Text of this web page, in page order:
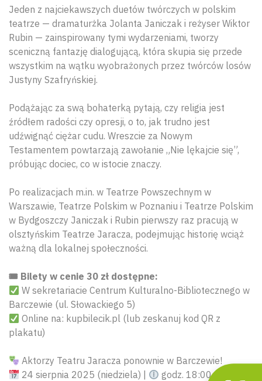
Jeden z najciekawszych duetów twórczych w polskim
teatrze — dramaturżka Jolanta Janiczak i reżyser Wiktor
Rubin — zainspirowany tymi wydarzeniami, tworzy
sceniczną fantazję dialogującą, która skupia się przede
wszystkim na wątku wyobrażonych przez twórców losów
Justyny Szafryńskiej.
Podążając za swą bohaterką pytają, czy religia jest
źródłem radości czy opresji, o to, jak trudno jest
udźwignąć ciężar cudu. Wreszcie za Nowym
Testamentem powtarzają zawołanie „Nie lękajcie się”,
próbując dociec, co w istocie znaczy.
Po realizacjach m.in. w Teatrze Powszechnym w
Warszawie, Teatrze Polskim w Poznaniu i Teatrze Polskim
w Bydgoszczy Janiczak i Rubin pierwszy raz pracują w
olsztyńskim Teatrze Jaracza, podejmując historię wciąż
ważną dla lokalnej społeczności.
🎟 Bilety w cenie 30 zł dostępne:
W sekretariacie Centrum Kulturalno-Bibliotecznego w
Barczewie (ul. Słowackiego 5)
Online na: kupbilecik.pl (lub zeskanuj kod QR z
plakatu)
Aktorzy Teatru Jaracza ponownie w Barczewie!
24 sierpnia 2025 (niedziela) |
godz. 18:00